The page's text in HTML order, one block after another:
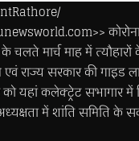
मार्च माह में त्यौहारों
एवं राज्य सरकार की गाइड
यहां कलेक्ट्रेट सभागार
में शांति समिति के